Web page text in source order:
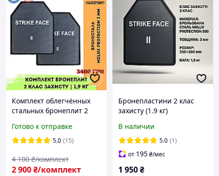
Комплект облегчённых
стальных бронеплит 2
500. Легкие
металлические
бронежилет
Готово к отправке
5.0 (15)
2 900₴/комплект
4 100 ₴/комплект
Бронепластини 2 клас
захисту (1.9 кг)
бронепластины 2 класс
В наличии
5.0 (1)
от 195₴/мес
1 950₴